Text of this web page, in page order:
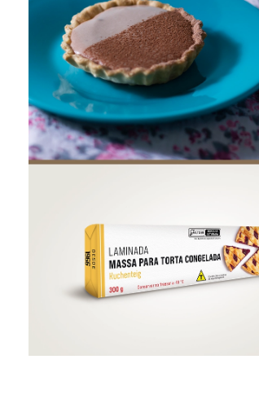
FOOD SERVICE